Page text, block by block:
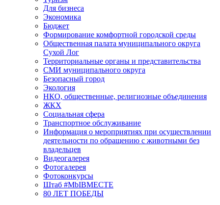
Для бизнеса
Экономика
Бюджет
Формирование комфортной городской среды
Общественная палата муниципального округа
Сухой Лог
Территориальные органы и представительства
СМИ муниципального округа
Безопасный город
Экология
НКО, общественные, религиозные объединения
ЖКХ
Социальная сфера
Транспортное обслуживание
Информация о мероприятиях при осуществлении
деятельности по обращению с животными без
владельцев
Видеогалерея
Фотогалерея
Фотоконкурсы
Штаб #MbIBMECTE
80 ЛЕТ ПОБЕДЫ